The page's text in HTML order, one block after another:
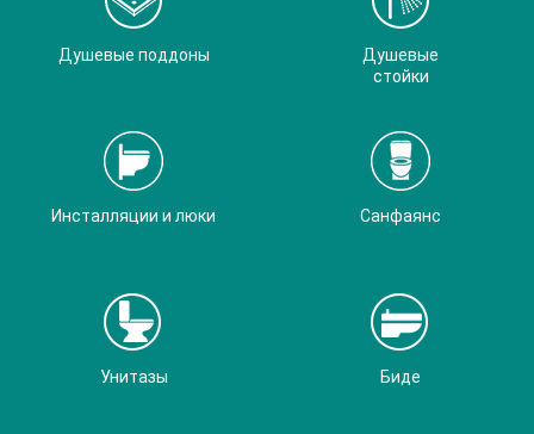
Душевые поддоны
Душевые
стойки
Инсталляции и люки Санфаянс
Унитазы Биде